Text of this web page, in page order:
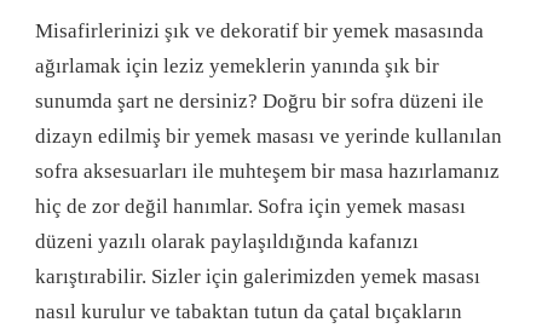
Misafirlerinizi şık ve dekoratif bir yemek masasında
ağırlamak için leziz yemeklerin yanında şık bir
sunumda şart ne dersiniz? Doğru bir sofra düzeni ile
dizayn edilmiş bir yemek masası ve yerinde kullanılan
sofra aksesuarları ile muhteşem bir masa hazırlamanız
hiç de zor değil hanımlar. Sofra için yemek masası
düzeni yazılı olarak paylaşıldığında kafanızı
karıştırabilir. Sizler için galerimizden yemek masası
nasıl kurulur ve tabaktan tutun da çatal bıçakların